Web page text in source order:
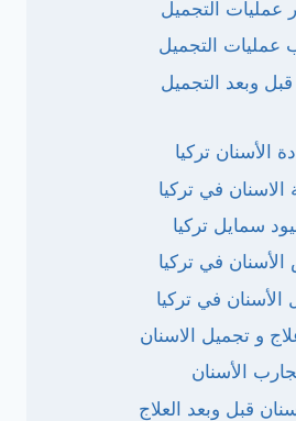
عمليات التجميل
عمليات التجميل
وبعد التجميل
الأسنان تركيا
الاسنان في تركيا
سمايل تركيا
الأسنان في تركيا
الأسنان في تركيا
و تجميل الاسنان
الأسنان
قبل وبعد العلاج